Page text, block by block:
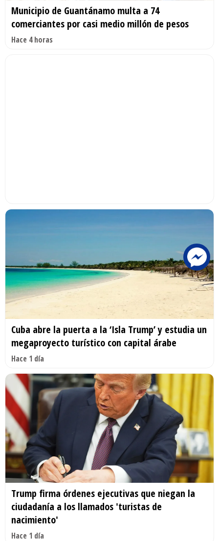
Municipio de Guantánamo multa a 74
comerciantes por casi medio millón de pesos
Hace 4 horas
Cuba abre la puerta a la ‘Isla Trump’ y estudia un
megaproyecto turístico con capital árabe
Hace 1 día
Trump firma órdenes ejecutivas que niegan la
ciudadanía a los llamados 'turistas de
nacimiento'
Hace 1 día